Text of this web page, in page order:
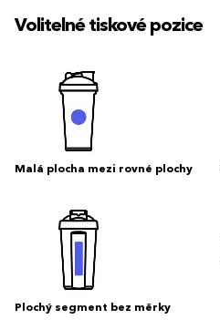
Volitelné tiskové pozice
Malá plocha mezi rovné plochy
Plochý segment bez měrky